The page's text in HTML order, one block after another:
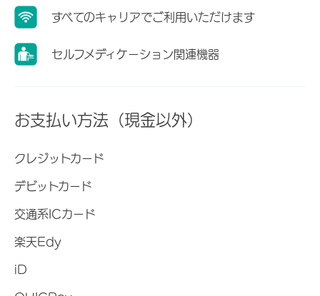
すべてのキャリアでご利用いただけます
セルフメディケーション関連機器
お支払い方法（現金以外）
クレジットカード
デビットカード
交通系ICカード
楽天Edy
iD